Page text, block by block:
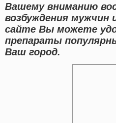
Вашему вниманию
возбуждения мужчин
сайте Вы можете
препараты
Ваш город.